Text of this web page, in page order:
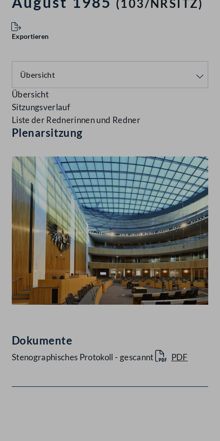
(103/NRSITZ)
Exportieren
Übersicht
Sitzungsverlauf
Liste der Rednerinnen und Redner
Plenarsitzung
Dokumente
Stenographisches Protokoll - gescannt PDF